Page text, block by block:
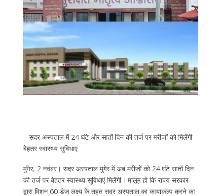
– सदर अस्पताल में 24 घंटे और सातों दिन की तर्ज पर मरीजों को मिलेंगी
बेहतर स्वास्थ्य सुविधाएं
मुंगेर, 2 नवंबर। सदर अस्पताल मुंगेर में अब मरीजों को 24 घंटे सातों दिन
की तर्ज पर बेहतर स्वास्थ्य सुविधाएं मिलेंगी। मालूम हो कि राज्य सरकार
द्वारा मिशन 60 डेज लक्ष्य के तहत सदर अस्पताल का कायाकल्प करने का